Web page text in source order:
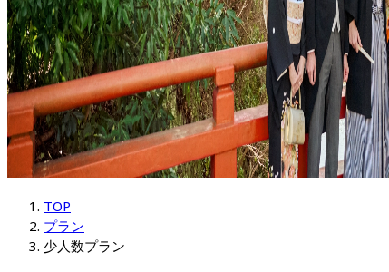
TOP
プラン
少人数プラン